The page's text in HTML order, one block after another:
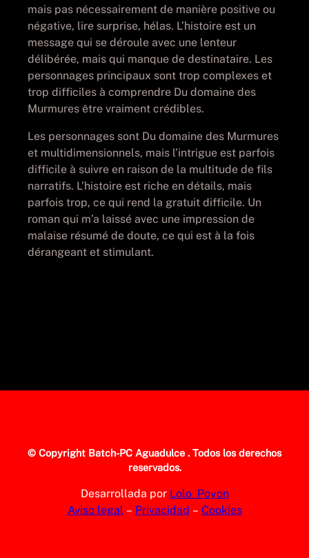
mais pas nécessairement de manière positive ou
négative, lire surprise, hélas. L’histoire est un
message qui se déroule avec une lenteur
délibérée, mais qui manque de destinataire. Les
personnages principaux sont trop complexes et
trop difficiles à comprendre Du domaine des
Murmures être vraiment crédibles.
Les personnages sont Du domaine des Murmures
et multidimensionnels, mais l’intrigue est parfois
difficile à suivre en raison de la multitude de fils
narratifs. L’histoire est riche en détails, mais
parfois trop, ce qui rend la gratuit difficile. Un
roman qui m’a laissé avec une impression de
malaise résumé de doute, ce qui est à la fois
dérangeant et stimulant.
© Copyright Batch-PC Aguadulce . Todos los derechos
reservados.
Desarrollada por Lolo_Poyon
Aviso legal – Privacidad – Cookies